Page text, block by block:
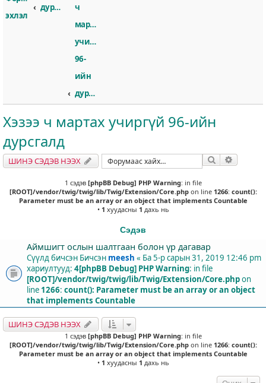
эхлэл
дурсгал
ч
мартах
учиргүй
96-
ийн
дурсгалд
Хэзээ ч мартах учиргүй 96-ийн
дурсгалд
ШИНЭ СЭДЭВ НЭЭХ Хайлт
1 сэдэв [phpBB Debug] PHP Warning: in file
[ROOT]/vendor/twig/twig/lib/Twig/Extension/Core.phpon line 1266: count():
Parameter must be an array or an object that implements Countable
• 1 хуудасны 1 дахь нь
Сэдэв
Аймшигт ослын шалтгаан болон үр дагавар
Сүүлд бичсэн Бичсэн meesh « Ба 5-р сарын 31, 2019 12:46 pm
хариултууд: 4[phpBB Debug] PHP Warning: in file
[ROOT]/vendor/twig/twig/lib/Twig/Extension/Core.phpon
line 1266: count(): Parameter must be an array or an object
that implements Countable
ШИНЭ СЭДЭВ НЭЭХ
1 сэдэв [phpBB Debug] PHP Warning: in file
[ROOT]/vendor/twig/twig/lib/Twig/Extension/Core.phpon line 1266: count():
Parameter must be an array or an object that implements Countable
• 1 хуудасны 1 дахь нь